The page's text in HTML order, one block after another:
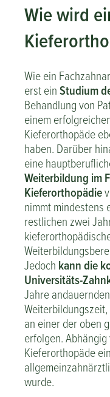
Wie wird
Wie ein
erst einStudium
Behandlung von
einem
Kieferorthopäde
haben. Darüber
eine
Weiterbildung im
Kieferorthopädie
nimmt mindestens
restlichen zwei
Jedoch kann die
Universitäts-
Jahre
an einer der oben
erfolgen.
Kieferorthopäde
wurde.